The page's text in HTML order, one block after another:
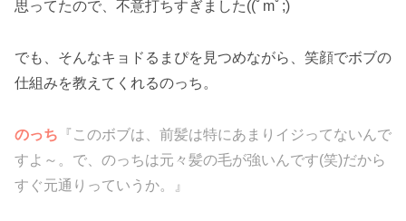
思ってたので、不意打ちすぎました((ﾟmﾟ;)
でも、そんなキョドるまぴを見つめながら、笑顔でボブの
仕組みを教えてくれるのっち。
のっち 『このボブは、前髪は特にあまりイジってないんで
すよ～。で、のっちは元々髪の毛が強いんです(笑)だから
すぐ元通りっていうか。』